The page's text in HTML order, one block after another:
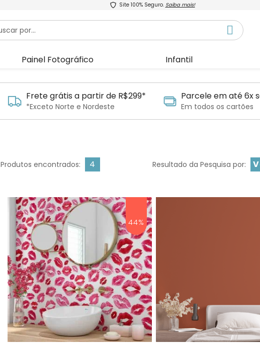
Site 100% Seguro. Saiba mais!
Painel Fotográfico Infantil
Frete grátis a partir de R$299*
*Exceto Norte e Nordeste
Parcele em até 6x
Em todos os cartões
Produtos encontrados: 4 Resultado da Pesquisa por:
44%